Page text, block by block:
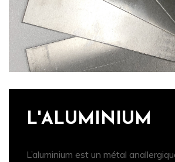
L'ALUMINIUM
L’aluminium est un métal